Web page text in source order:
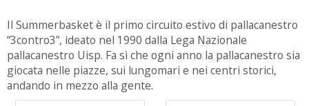
Il Summerbasket è il primo circuito estivo di pallacanestro
“3contro3”, ideato nel 1990 dalla Lega Nazionale
pallacanestro Uisp. Fa sì che ogni anno la pallacanestro sia
giocata nelle piazze, sui lungomari e nei centri storici,
andando in mezzo alla gente.